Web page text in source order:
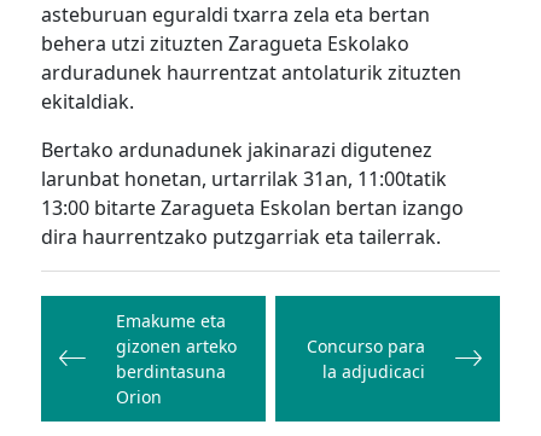
asteburuan eguraldi txarra zela eta bertan
behera utzi zituzten Zaragueta Eskolako
arduradunek haurrentzat antolaturik zituzten
ekitaldiak.
Bertako ardunadunek jakinarazi digutenez
larunbat honetan, urtarrilak 31an, 11:00tatik
13:00 bitarte Zaragueta Eskolan bertan izango
dira haurrentzako putzgarriak eta tailerrak.
Bidalketetan
zehar
nabigatu
Emakume eta
gizonen arteko
berdintasuna
Orion
Concurso para
la adjudicaci